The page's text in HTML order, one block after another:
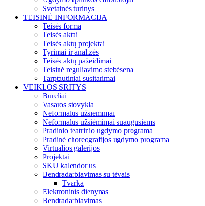
Svetainės turinys
TEISINĖ INFORMACIJA
Teisės forma
Teisės aktai
Teisės aktų projektai
Tyrimai ir analizės
Teisės aktų pažeidimai
Teisinė reguliavimo stebėsena
Tarptautiniai susitarimai
VEIKLOS SRITYS
Būreliai
Vasaros stovykla
Neformalūs užsiėmimai
Neformalūs užsiėmimai suaugusiems
Pradinio teatrinio ugdymo programa
Pradinė choreografijos ugdymo programa
Virtualios galerijos
Projektai
SKU kalendorius
Bendradarbiavimas su tėvais
Tvarka
Elektroninis dienynas
Bendradarbiavimas